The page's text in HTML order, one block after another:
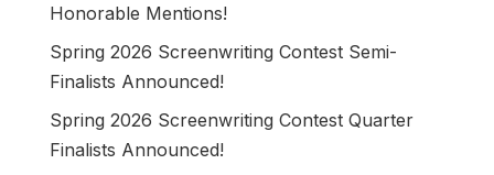
Honorable Mentions!
Spring 2026 Screenwriting Contest Semi-
Finalists Announced!
Spring 2026 Screenwriting Contest Quarter
Finalists Announced!